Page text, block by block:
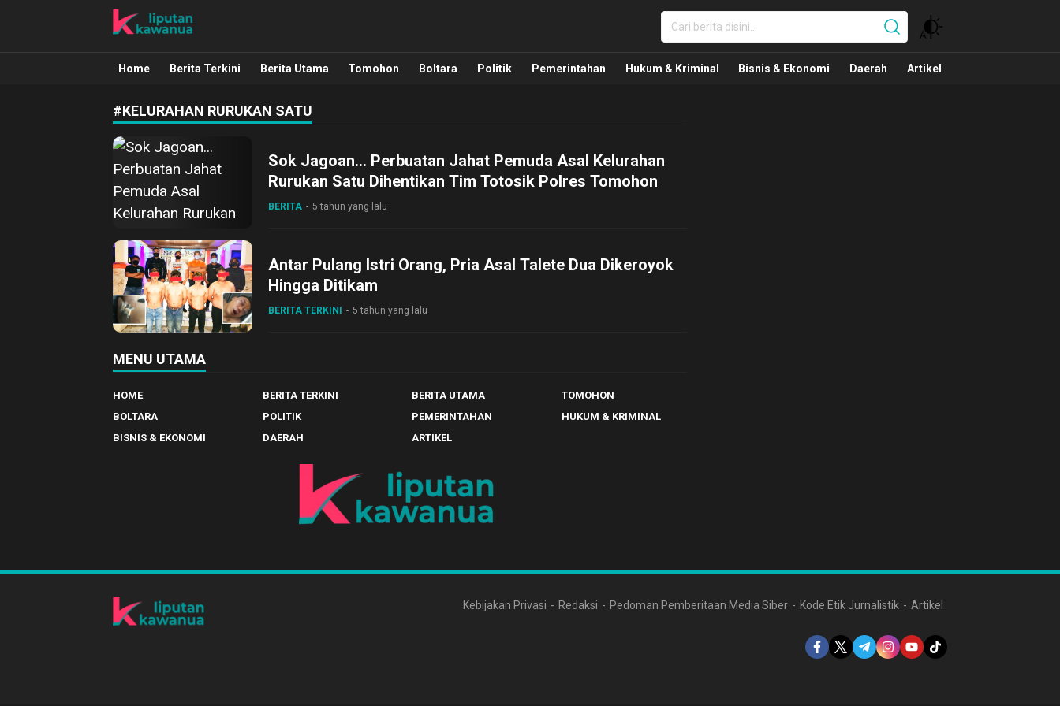
Liputan Kawanua
Berita Manado, Sulawesi Utara, Kawanua, Politik, Pemerintahan, Hukum Kriminal dan Nasional
Home Berita Terkini Berita Utama Tomohon Boltara Politik Pemerintahan Hukum & Kriminal Bisnis & Ekonomi Daerah Artikel
#KELURAHAN RURUKAN SATU
Sok Jagoan… Perbuatan Jahat Pemuda Asal Kelurahan
Rurukan Satu Dihentikan Tim Totosik Polres Tomohon
BERITA 5 tahun yang lalu
Antar Pulang Istri Orang, Pria Asal Talete Dua Dikeroyok
Hingga Ditikam
BERITA TERKINI 5 tahun yang lalu
MENU UTAMA
HOME BERITA TERKINI BERITA UTAMA
TOMOHON
BOLTARA
POLITIK PEMERINTAHAN
HUKUM & KRIMINAL
BISNIS & EKONOMI
DAERAH ARTIKEL
Kebijakan Privasi Redaksi Pedoman Pemberitaan Media Siber Kode Etik Jurnalistik Artikel